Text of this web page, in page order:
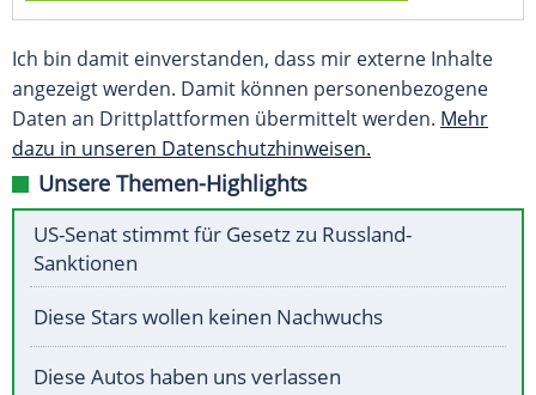
Ich bin damit einverstanden, dass mir externe Inhalte
angezeigt werden. Damit können personenbezogene
Daten an Drittplattformen übermittelt werden. Mehr
dazu in unseren Datenschutzhinweisen.
Unsere Themen-Highlights
US-Senat stimmt für Gesetz zu Russland-
Sanktionen
Diese Stars wollen keinen Nachwuchs
Diese Autos haben uns verlassen